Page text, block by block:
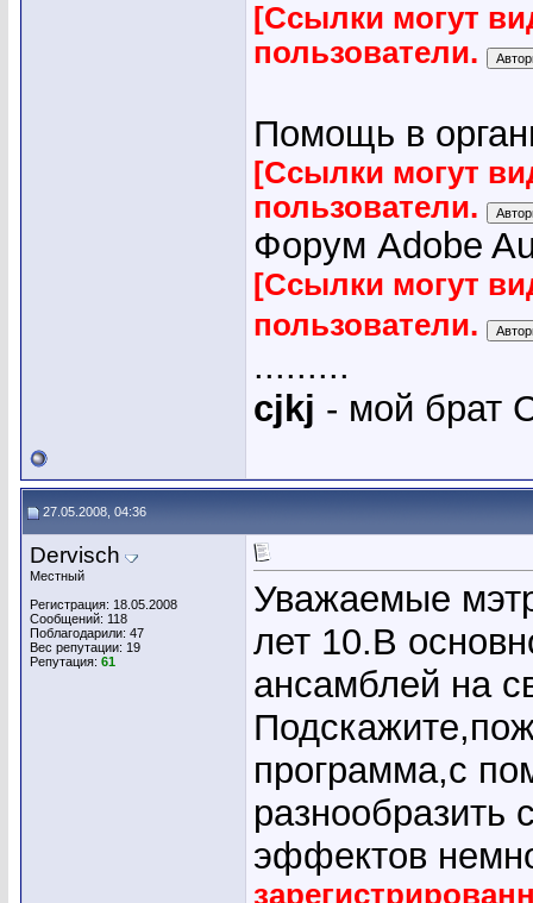
[Ссылки могут
пользователи.
Помощь в
[Ссылки могут
пользователи.
Форум Adobe
[Ссылки могут
пользователи.
.........
cjkj - мой брат
27.05.2008, 04:36
Dervisch
Местный
Регистрация: 18.05.2008
Сообщений: 118
Поблагодарили: 47
Вес репутации: 19
Репутация: 61
Уважаемые
лет 10.В
ансамблей на
программа,с
эффектов